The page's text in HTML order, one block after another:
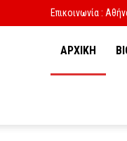
Επικοινωνία :
ΑΡΧΙΚΗ